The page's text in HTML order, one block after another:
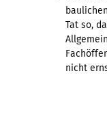
Tat so,
nicht